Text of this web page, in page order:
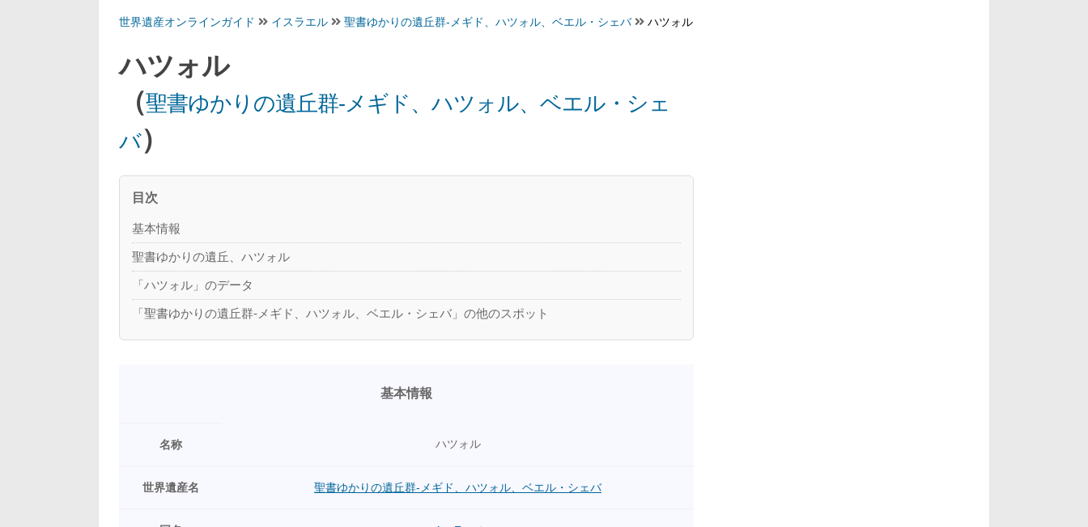
世界遺産オンラインガイド イスラエル 聖書ゆかりの遺丘群-メギド、ハツォル、ベエル・シェバ ハツォル
ハツォル
（聖書ゆかりの遺丘群-メギド、ハツォル、ベエル・シェ
バ）
目次
基本情報
聖書ゆかりの遺丘、ハツォル
「ハツォル」のデータ
「聖書ゆかりの遺丘群-メギド、ハツォル、ベエル・シェバ」の他のスポット
基本情報
名称 ハツォル
世界遺産名 聖書ゆかりの遺丘群-メギド、ハツォル、ベエル・シェバ